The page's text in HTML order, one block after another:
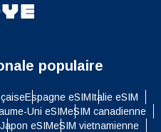
populaire
Espagne eSIMItalie eSIM
Uni eSIMeSIM canadienne
Japon eSIMeSIM vietnamienne